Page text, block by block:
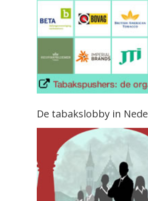
De tabakslobby in